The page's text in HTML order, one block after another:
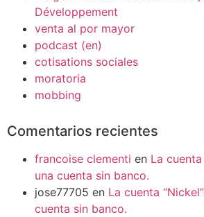
Développement
venta al por mayor
podcast (en)
cotisations sociales
moratoria
mobbing
Comentarios recientes
francoise clementi en La cuenta
una cuenta sin banco.
jose77705 en La cuenta
cuenta sin banco.